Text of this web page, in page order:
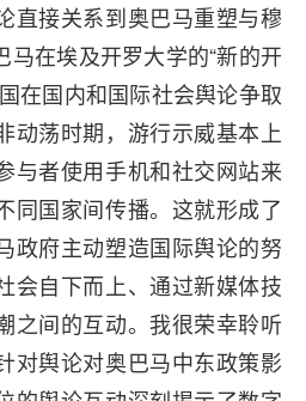
直接关系到奥巴马重塑与穆
在埃及开罗大学的“新的开
在国内和国际社会舆论争取
动荡时期，游行示威基本上
与者使用手机和社交网站来
同国家间传播。这就形成了
政府主动塑造国际舆论的努
会自下而上、通过新媒体技
之间的互动。我很荣幸聆听
对舆论对奥巴马中东政策影